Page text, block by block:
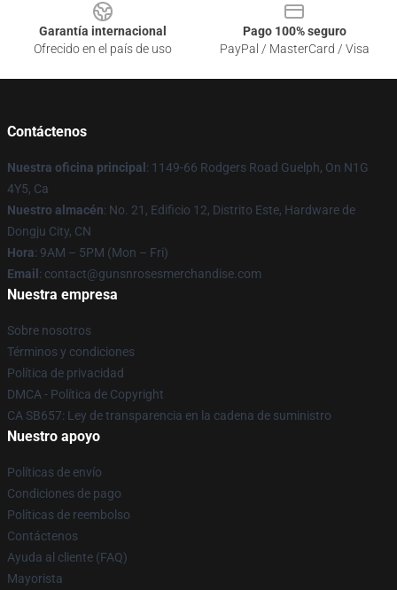
Garantía internacional
Ofrecido en el país de uso
Pago 100% seguro
PayPal / MasterCard / Visa
Contáctenos
Nuestra oficina principal : 1149-66 Rodgers Road Guelph, On N1G
4Y5, Ca
Nuestro almacén: No. 21, Edificio 12, Distrito Este, Hardware de
Dongju City, CN
Hora: 9AM – 5PM (Mon – Fri)
Email : contact@gunsnrosesmerchandise.com
Nuestra empresa
Sobre nosotros
Términos y condiciones
Política de privacidad
DMCA - Política de Copyright
CA SB657: Ley de transparencia en la cadena de suministro
Nuestro apoyo
Políticas de envío
Condiciones de pago
Políticas de reembolso
Contáctenos
Ayuda al cliente (FAQ)
Mayorista